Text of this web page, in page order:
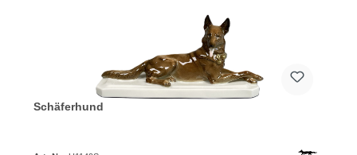
Schäferhund